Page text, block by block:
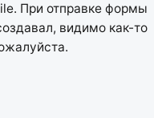
При отправке формы
видимо как-то